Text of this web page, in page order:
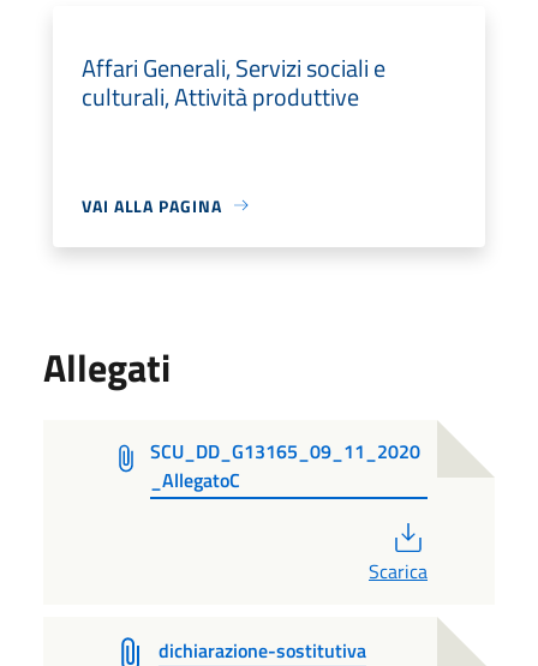
Affari Generali, Servizi sociali e
culturali, Attività produttive
VAI ALLA PAGINA
Allegati
SCU_DD_G13165_09_11_2020
_AllegatoC
Scarica
dichiarazione-sostitutiva